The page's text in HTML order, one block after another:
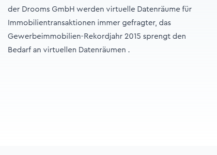
der Drooms GmbH werden virtuelle Datenräume für
Immobilientransaktionen immer gefragter, das
Gewerbeimmobilien-Rekordjahr 2015 sprengt den
Bedarf an virtuellen Datenräumen .